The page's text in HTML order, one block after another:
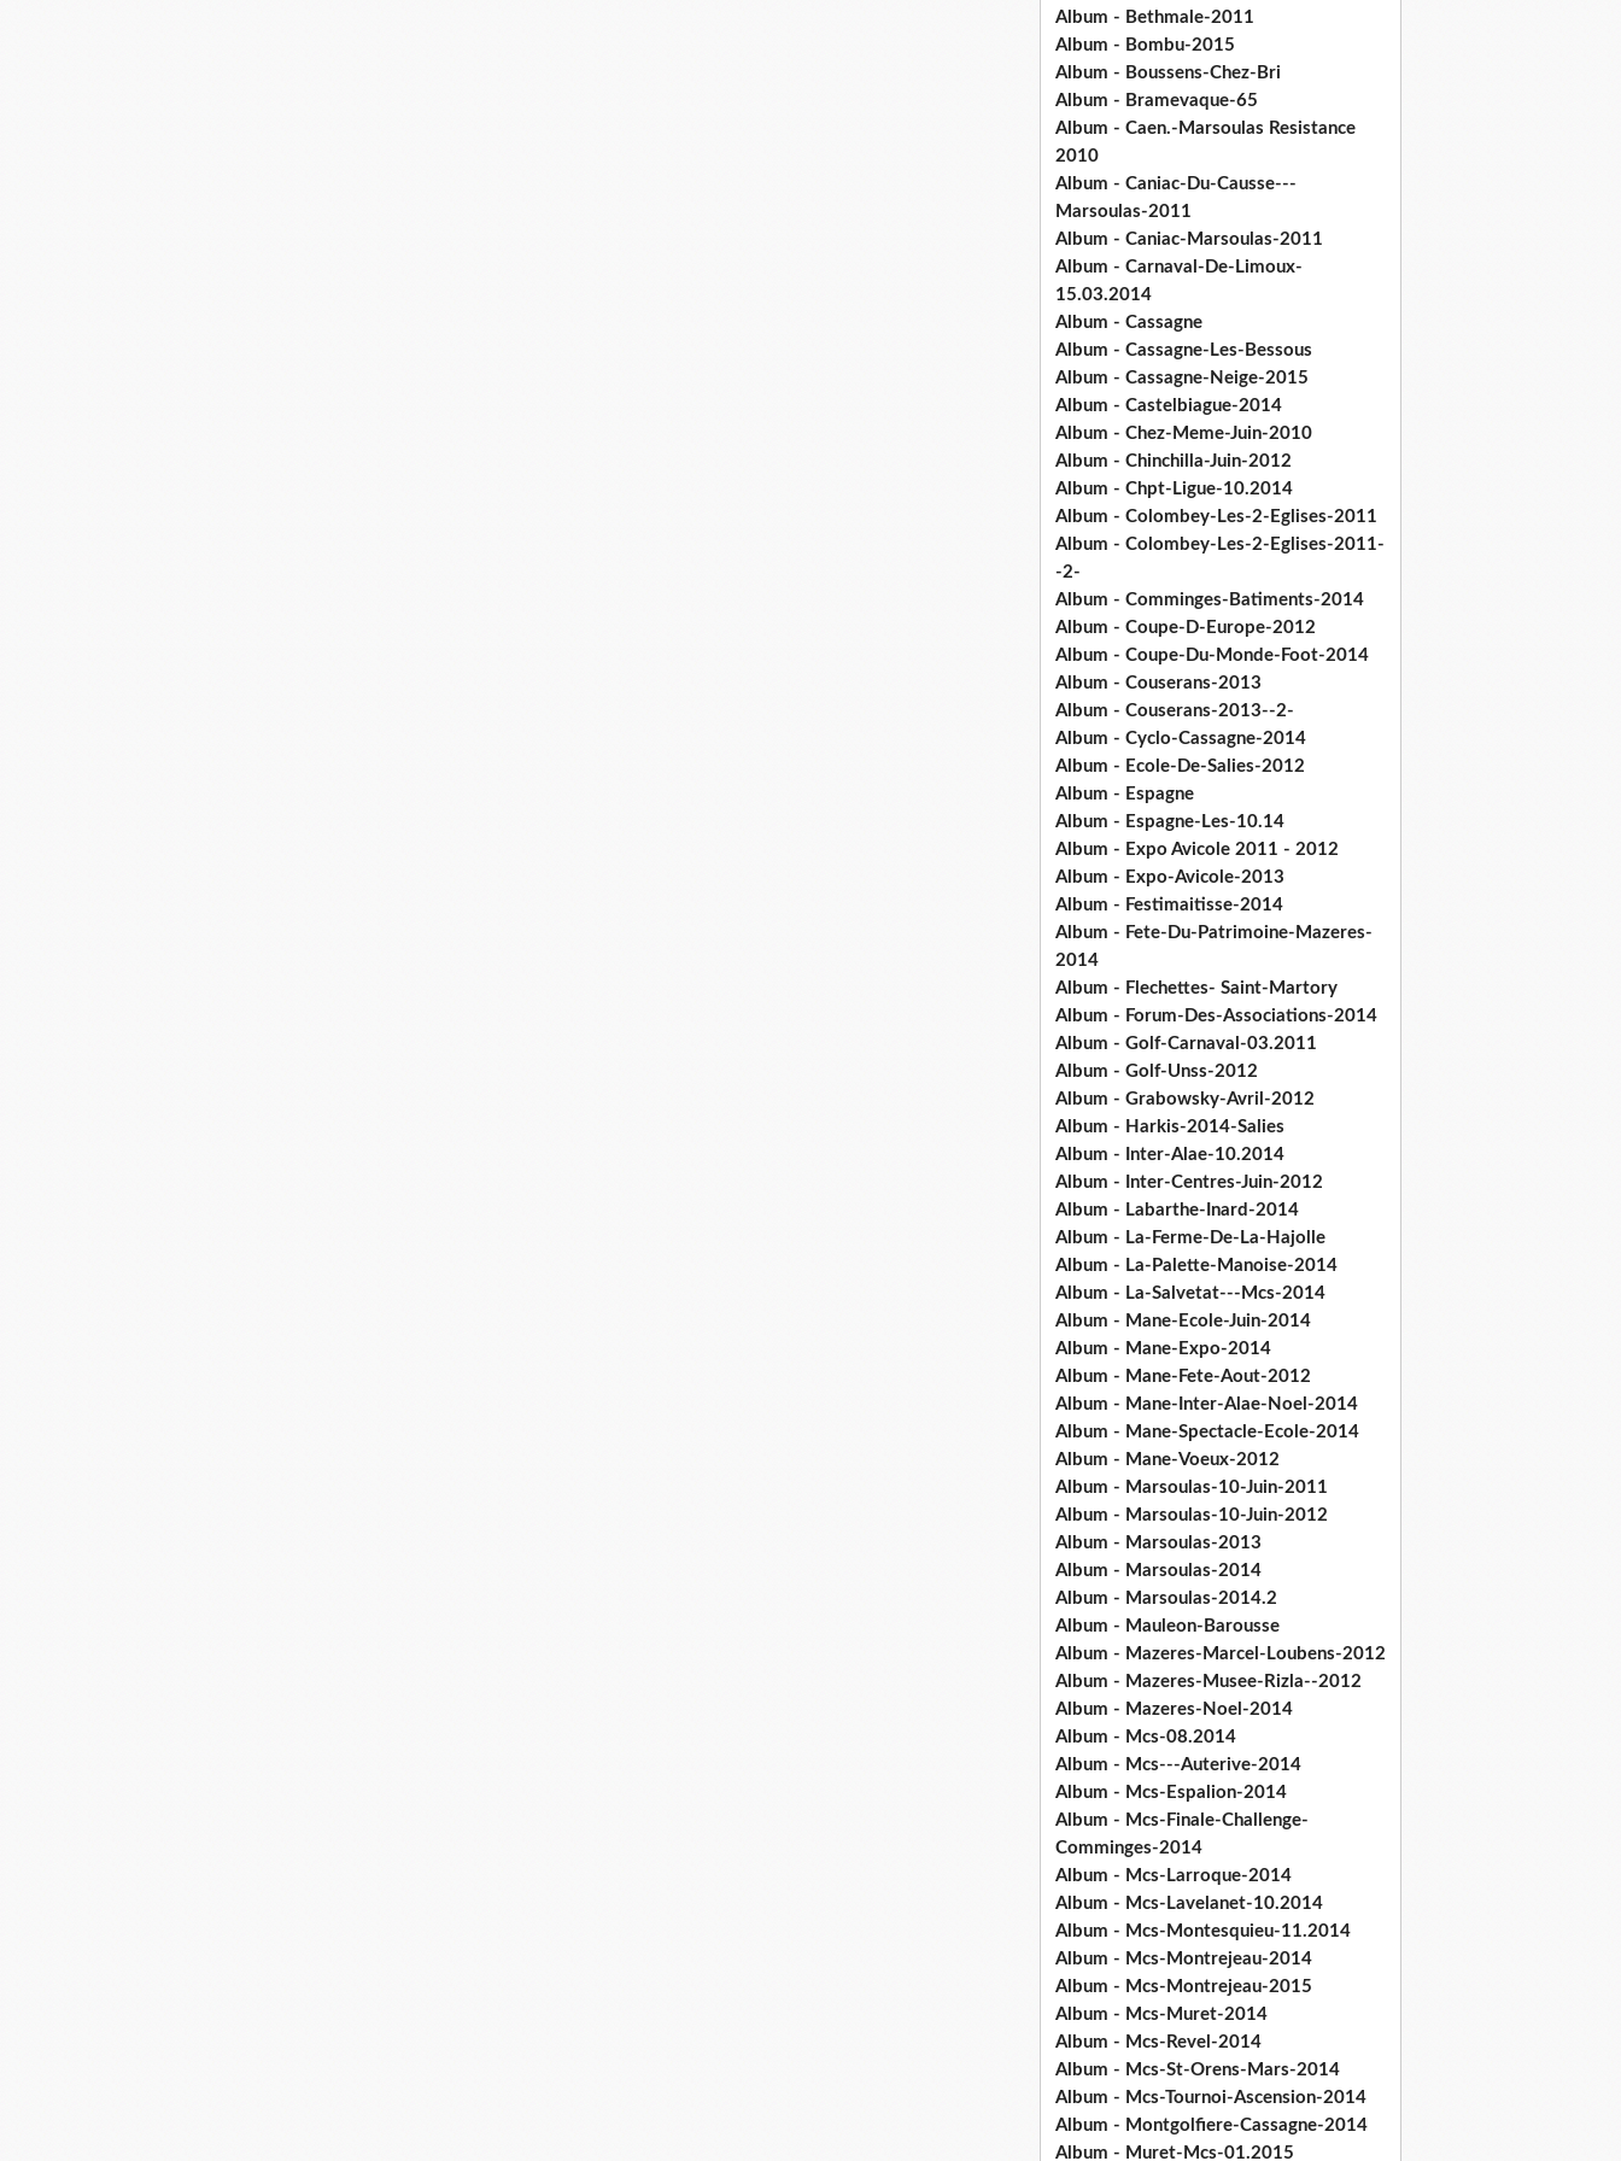
Album - Bethmale-2011
Album - Bombu-2015
Album - Boussens-Chez-Bri
Album - Bramevaque-65
Album - Caen.-Marsoulas Resistance
2010
Album - Caniac-Du-Causse---
Marsoulas-2011
Album - Caniac-Marsoulas-2011
Album - Carnaval-De-Limoux-
15.03.2014
Album - Cassagne
Album - Cassagne-Les-Bessous
Album - Cassagne-Neige-2015
Album - Castelbiague-2014
Album - Chez-Meme-Juin-2010
Album - Chinchilla-Juin-2012
Album - Chpt-Ligue-10.2014
Album - Colombey-Les-2-Eglises-2011
Album - Colombey-Les-2-Eglises-2011-
-2-
Album - Comminges-Batiments-2014
Album - Coupe-D-Europe-2012
Album - Coupe-Du-Monde-Foot-2014
Album - Couserans-2013
Album - Couserans-2013--2-
Album - Cyclo-Cassagne-2014
Album - Ecole-De-Salies-2012
Album - Espagne
Album - Espagne-Les-10.14
Album - Expo Avicole 2011 - 2012
Album - Expo-Avicole-2013
Album - Festimaitisse-2014
Album - Fete-Du-Patrimoine-Mazeres-
2014
Album - Flechettes- Saint-Martory
Album - Forum-Des-Associations-2014
Album - Golf-Carnaval-03.2011
Album - Golf-Unss-2012
Album - Grabowsky-Avril-2012
Album - Harkis-2014-Salies
Album - Inter-Alae-10.2014
Album - Inter-Centres-Juin-2012
Album - Labarthe-Inard-2014
Album - La-Ferme-De-La-Hajolle
Album - La-Palette-Manoise-2014
Album - La-Salvetat---Mcs-2014
Album - Mane-Ecole-Juin-2014
Album - Mane-Expo-2014
Album - Mane-Fete-Aout-2012
Album - Mane-Inter-Alae-Noel-2014
Album - Mane-Spectacle-Ecole-2014
Album - Mane-Voeux-2012
Album - Marsoulas-10-Juin-2011
Album - Marsoulas-10-Juin-2012
Album - Marsoulas-2013
Album - Marsoulas-2014
Album - Marsoulas-2014.2
Album - Mauleon-Barousse
Album - Mazeres-Marcel-Loubens-2012
Album - Mazeres-Musee-Rizla--2012
Album - Mazeres-Noel-2014
Album - Mcs-08.2014
Album - Mcs---Auterive-2014
Album - Mcs-Espalion-2014
Album - Mcs-Finale-Challenge-
Comminges-2014
Album - Mcs-Larroque-2014
Album - Mcs-Lavelanet-10.2014
Album - Mcs-Montesquieu-11.2014
Album - Mcs-Montrejeau-2014
Album - Mcs-Montrejeau-2015
Album - Mcs-Muret-2014
Album - Mcs-Revel-2014
Album - Mcs-St-Orens-Mars-2014
Album - Mcs-Tournoi-Ascension-2014
Album - Montgolfiere-Cassagne-2014
Album - Muret-Mcs-01.2015